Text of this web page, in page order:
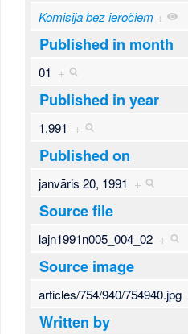
Komisija bez ieročiem +
Published in month
01 +
Published in year
1,991 +
Published on
janvāris 20, 1991 +
Source file
lajn1991n005_004_02 +
Source image
articles/754/940/754940.jpg
Written by